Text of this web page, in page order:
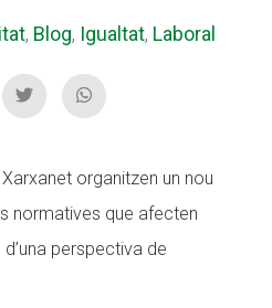
, Blog, Igualtat, Laboral
organitzen un nou
normatives que afecten
perspectiva de